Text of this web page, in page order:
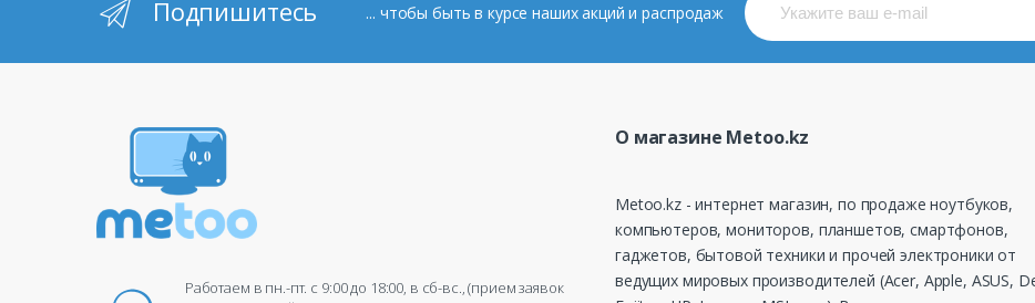
Подпишитесь ... чтобы быть в курсе наших акций и распродаж
Работаем в пн.-пт. c 9:00 до 18:00, в сб-вс., (прием заявок
О магазине Metoo.kz
Metoo.kz - интернет магазин, по продаже ноутбуков,
компьютеров, мониторов, планшетов, смартфонов,
гаджетов, бытовой техники и прочей электроники от
ведущих мировых производителей (Acer, Apple, ASUS,